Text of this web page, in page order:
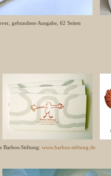
gebundene Ausgabe, 62 Seiten
Barbos-Stiftung: www.barbos-stiftung.de